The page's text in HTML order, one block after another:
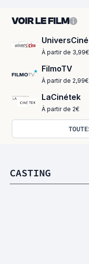
VOIR LE FILM
UniversCiné
À partir de 3,99€
FilmoTV
À partir de 2,99€
LaCinétek
À partir de 2€
CASTING